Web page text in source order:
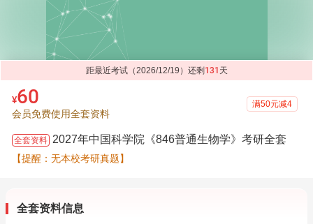
距最近考试（2026/12/19）还剩 131 天
¥60
会员免费使用全套资料
满50元减4
全套资料 2027年中国科学院《846普通生物学》考研全套
【提醒：无本校考研真题】
全套资料信息